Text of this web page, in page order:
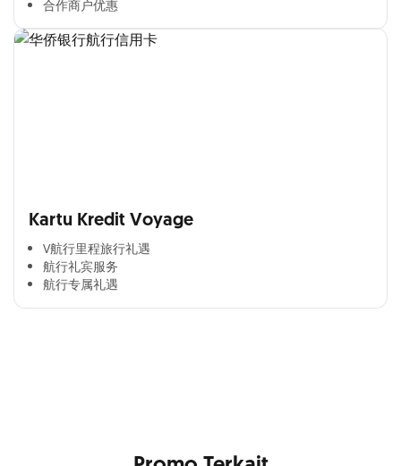
合作商户优惠​
Kartu Kredit Voyage
V航行里程旅行礼遇
航行礼宾服务
航行专属礼遇
Cross Selling Banner Global